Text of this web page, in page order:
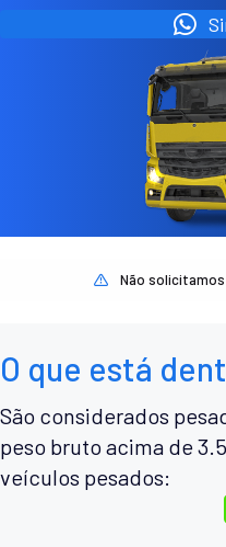
Não
O que está
São considerados
peso bruto acima de
veículos pesados: